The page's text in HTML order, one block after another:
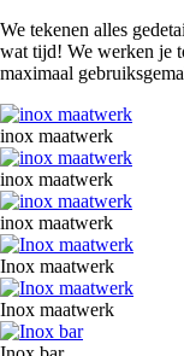
We tekenen alles
wat tijd! We werken je
maximaal
Image
inox maatwerk
Image
inox maatwerk
Image
inox maatwerk
Image
Inox maatwerk
Image
Inox maatwerk
Image